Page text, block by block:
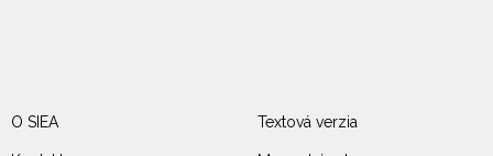
O SIEA Textová verzia